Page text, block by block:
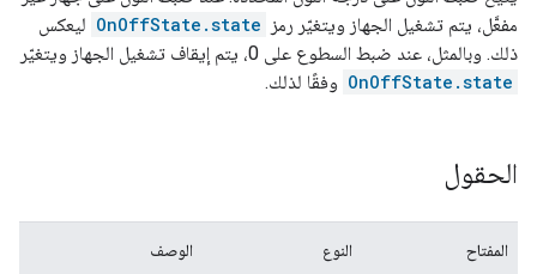
مفعَّل، يتم تشغيل الجهاز ويتغيّر رمز OnOffState.state ليعكس
ذلك. وبالمثل، عند ضبط السطوع على 0، يتم إيقاف تشغيل الجهاز ويتغيّر
OnOffState.state وفقًا لذلك.
الحقول
المفتاح النوع الوصف